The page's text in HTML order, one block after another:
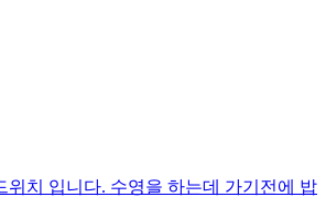
위치 입니다. 수영을 하는데 가기전에 밥